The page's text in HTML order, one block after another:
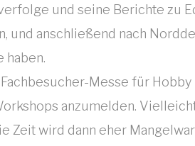
und seine Berichte zu
und anschließend nach
haben.
Messe für
anzumelden.
Zeit wird dann eher